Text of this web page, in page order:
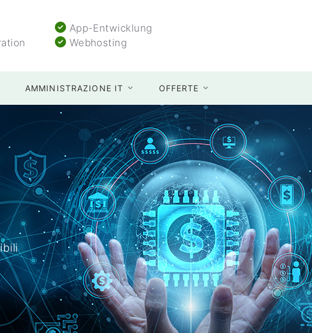
App-Entwicklung
Webhosting
AMMINISTRAZIONE IT OFFERTE